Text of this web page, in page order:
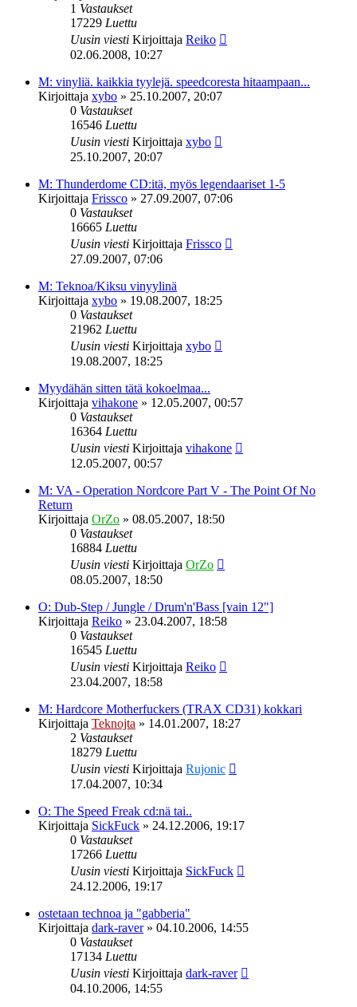
1 Vastaukset
17229 Luettu
Uusin viesti Kirjoittaja Reiko
02.06.2008, 10:27
M: vinyliä. kaikkia tyylejä. speedcoresta hitaampaan...
Kirjoittaja xybo » 25.10.2007, 20:07
0 Vastaukset
16546 Luettu
Uusin viesti Kirjoittaja xybo
25.10.2007, 20:07
M: Thunderdome CD:itä, myös legendaariset 1-5
Kirjoittaja Frissco » 27.09.2007, 07:06
0 Vastaukset
16665 Luettu
Uusin viesti Kirjoittaja Frissco
27.09.2007, 07:06
M: Teknoa/Kiksu vinyylinä
Kirjoittaja xybo » 19.08.2007, 18:25
0 Vastaukset
21962 Luettu
Uusin viesti Kirjoittaja xybo
19.08.2007, 18:25
Myydähän sitten tätä kokoelmaa...
Kirjoittaja vihakone » 12.05.2007, 00:57
0 Vastaukset
16364 Luettu
Uusin viesti Kirjoittaja vihakone
12.05.2007, 00:57
M: VA - Operation Nordcore Part V - The Point Of No
Return
Kirjoittaja OrZo » 08.05.2007, 18:50
0 Vastaukset
16884 Luettu
Uusin viesti Kirjoittaja OrZo
08.05.2007, 18:50
O: Dub-Step / Jungle / Drum'n'Bass [vain 12"]
Kirjoittaja Reiko » 23.04.2007, 18:58
0 Vastaukset
16545 Luettu
Uusin viesti Kirjoittaja Reiko
23.04.2007, 18:58
M: Hardcore Motherfuckers (TRAX CD31) kokkari
Kirjoittaja Teknojta » 14.01.2007, 18:27
2 Vastaukset
18279 Luettu
Uusin viesti Kirjoittaja Rujonic
17.04.2007, 10:34
O: The Speed Freak cd:nä tai..
Kirjoittaja SickFuck » 24.12.2006, 19:17
0 Vastaukset
17266 Luettu
Uusin viesti Kirjoittaja SickFuck
24.12.2006, 19:17
ostetaan technoa ja "gabberia"
Kirjoittaja dark-raver» 04.10.2006, 14:55
0 Vastaukset
17134 Luettu
Uusin viesti Kirjoittaja dark-raver
04.10.2006, 14:55